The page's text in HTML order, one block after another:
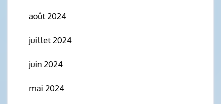
août 2024
juillet 2024
juin 2024
mai 2024